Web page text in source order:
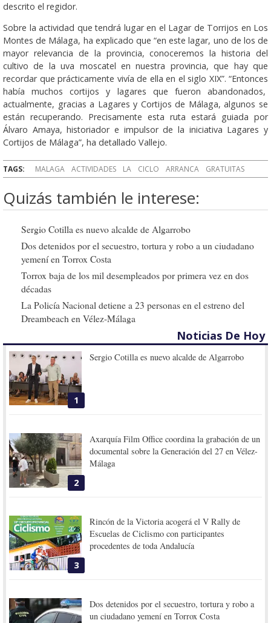
descrito el regidor.
Sobre la actividad que tendrá lugar en el Lagar de Torrijos en Los
Montes de Málaga, ha explicado que “en este lagar, uno de los de
mayor relevancia de la provincia, conoceremos la historia del
cultivo de la uva moscatel en nuestra provincia, que hay que
recordar que prácticamente vivía de ella en el siglo XIX”. “Entonces
había muchos cortijos y lagares que fueron abandonados,
actualmente, gracias a Lagares y Cortijos de Málaga, algunos se
están recuperando. Precisamente esta ruta estará guiada por
Álvaro Amaya, historiador e impulsor de la iniciativa Lagares y
Cortijos de Málaga”, ha detallado Vallejo.
TAGS: MALAGA ACTIVIDADES LA CICLO ARRANCA GRATUITAS
Quizás también le interese:
Sergio Cotilla es nuevo alcalde de Algarrobo
Dos detenidos por el secuestro, tortura y robo a un ciudadano
yemení en Torrox Costa
Torrox baja de los mil desempleados por primera vez en dos
décadas
La Policía Nacional detiene a 23 personas en el estreno del
Dreambeach en Vélez-Málaga
Noticias De Hoy
1
Sergio Cotilla es nuevo alcalde de Algarrobo
2
Axarquía Film Office coordina la grabación de un
documental sobre la Generación del 27 en Vélez-
Málaga
3
Rincón de la Victoria acogerá el V Rally de
Escuelas de Ciclismo con participantes
procedentes de toda Andalucía
Dos detenidos por el secuestro, tortura y robo a
un ciudadano yemení en Torrox Costa